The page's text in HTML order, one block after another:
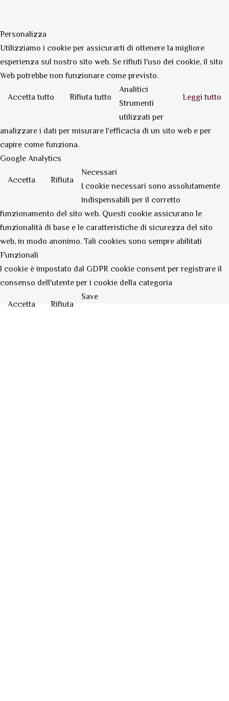
Personalizza
Utilizziamo i cookie per assicurarti di ottenere la migliore
esperienza sul nostro sito web. Se rifiuti l'uso dei cookie, il sito
Web potrebbe non funzionare come previsto.
Accetta tutto Rifiuta tutto Leggi tutto
Analitici
Strumenti
utilizzati per
analizzare i dati per misurare l'efficacia di un sito web e per
capire come funziona.
Google Analytics
Accetta Rifiuta
Necessari
I cookie necessari sono assolutamente
indispensabili per il corretto
funzionamento del sito web. Questi cookie assicurano le
funzionalità di base e le caratteristiche di sicurezza del sito
web, in modo anonimo. Tali cookies sono sempre abilitati
Funzionali
l cookie è impostato dal GDPR cookie consent per registrare il
consenso dell'utente per i cookie della categoria
Accetta Rifiuta
Save